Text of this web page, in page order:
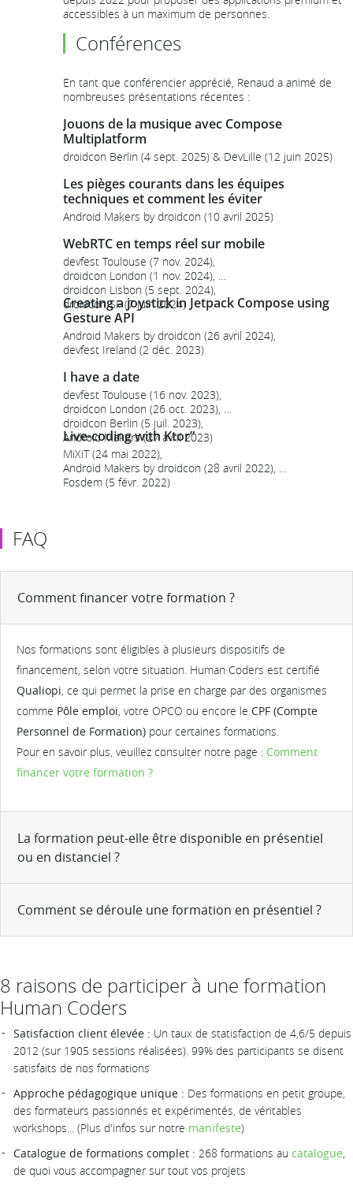
accessibles à un maximum de personnes.
Conférences
En tant que conférencier apprécié, Renaud a animé de
nombreuses présentations récentes :
Jouons de la musique avec Compose
Multiplatform
droidcon Berlin (4 sept. 2025) & DevLille (12 juin 2025)
Les pièges courants dans les équipes
techniques et comment les éviter
Android Makers by droidcon (10 avril 2025)
WebRTC en temps réel sur mobile
devfest Toulouse (7 nov. 2024),
droidcon London (1 nov. 2024),
droidcon Lisbon (5 sept. 2024),
droidcon SF (7 juin 2024)
Creating a joystick in Jetpack Compose using
Gesture API
Android Makers by droidcon (26 avril 2024),
devfest Ireland (2 déc. 2023)
I have a date
devfest Toulouse (16 nov. 2023),
droidcon London (26 oct. 2023),
droidcon Berlin (5 juil. 2023),
Android Makers (27 avril 2023)
Live-coding with Ktor”
MiXiT (24 mai 2022),
Android Makers by droidcon (28 avril 2022),
Fosdem (5 févr. 2022)
FAQ
Comment financer votre formation ?
Nos formations sont éligibles à plusieurs dispositifs de
financement, selon votre situation. Human Coders est certifié
Qualiopi , ce qui permet la prise en charge par des organismes
comme Pôle emploi , votre OPCO ou encore le CPF (Compte
Personnel de Formation) pour certaines formations.
Pour en savoir plus, veuillez consulter notre page : Comment
financer votre formation ?
La formation peut-elle être disponible en présentiel
ou en distanciel ?
Comment se déroule une formation en présentiel ?
8 raisons de participer à une formation
Human Coders
Satisfaction client élevée : Un taux de statisfaction de 4,6/5 depuis
2012 (sur 1905 sessions réalisées). 99% des participants se disent
satisfaits de nos formations
Approche pédagogique unique : Des formations en petit groupe,
des formateurs passionnés et expérimentés, de véritables
workshops... (Plus d'infos sur notre manifeste)
Catalogue de formations complet : 268 formations au catalogue,
de quoi vous accompagner sur tout vos projets